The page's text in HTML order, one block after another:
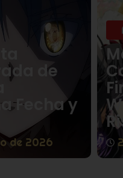
de
Fecha y
de 2026